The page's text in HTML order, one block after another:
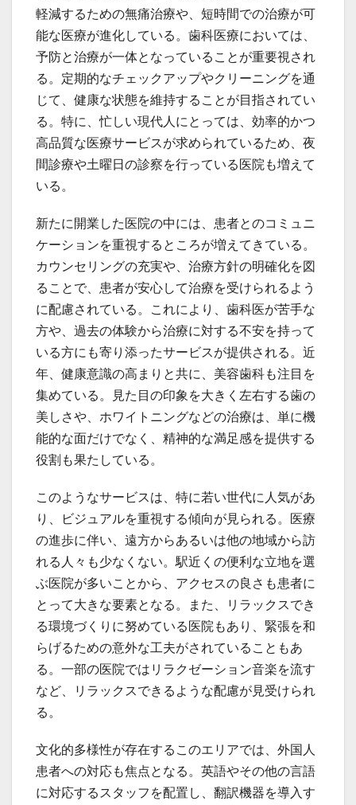
軽減するための無痛治療や、短時間での治療が可
能な医療が進化している。歯科医療においては、
予防と治療が一体となっていることが重要視され
る。定期的なチェックアップやクリーニングを通
じて、健康な状態を維持することが目指されてい
る。特に、忙しい現代人にとっては、効率的かつ
高品質な医療サービスが求められているため、夜
間診療や土曜日の診察を行っている医院も増えて
いる。
新たに開業した医院の中には、患者とのコミュニ
ケーションを重視するところが増えてきている。
カウンセリングの充実や、治療方針の明確化を図
ることで、患者が安心して治療を受けられるよう
に配慮されている。これにより、歯科医が苦手な
方や、過去の体験から治療に対する不安を持って
いる方にも寄り添ったサービスが提供される。近
年、健康意識の高まりと共に、美容歯科も注目を
集めている。見た目の印象を大きく左右する歯の
美しさや、ホワイトニングなどの治療は、単に機
能的な面だけでなく、精神的な満足感を提供する
役割も果たしている。
このようなサービスは、特に若い世代に人気があ
り、ビジュアルを重視する傾向が見られる。医療
の進歩に伴い、遠方からあるいは他の地域から訪
れる人々も少なくない。駅近くの便利な立地を選
ぶ医院が多いことから、アクセスの良さも患者に
とって大きな要素となる。また、リラックスでき
る環境づくりに努めている医院もあり、緊張を和
らげるための意外な工夫がされていることもあ
る。一部の医院ではリラクゼーション音楽を流す
など、リラックスできるような配慮が見受けられ
る。
文化的多様性が存在するこのエリアでは、外国人
患者への対応も焦点となる。英語やその他の言語
に対応するスタッフを配置し、翻訳機器を導入す